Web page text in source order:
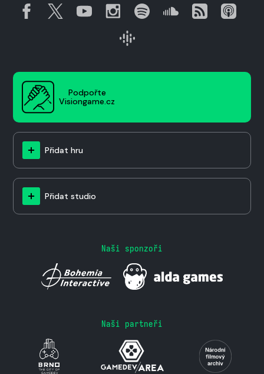
Podpořte
Visiongame.cz
Přidat hru
Přidat studio
Naši sponzoři
Naši partneři